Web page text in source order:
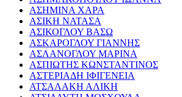
ΑΣΗΜΙΝΑ ΧΑΡΑ
ΑΣΙΚΗ ΝΑΤΑΣΑ
ΑΣΙΚΟΓΛΟΥ ΒΑΣΩ
ΑΣΚΑΡΟΓΛΟΥ ΓΙΑΝΝΗΣ
ΑΣΛΑΝΟΓΛΟΥ ΜΑΡΙΝΑ
ΑΣΠΙΩΤΗΣ ΚΩΝΣΤΑΝΤΙΝΟΣ
ΑΣΤΕΡΙΑΔΗ ΙΦΙΓΕΝΕΙΑ
ΑΤΣΑΛΑΚΗ ΑΛΙΚΗ